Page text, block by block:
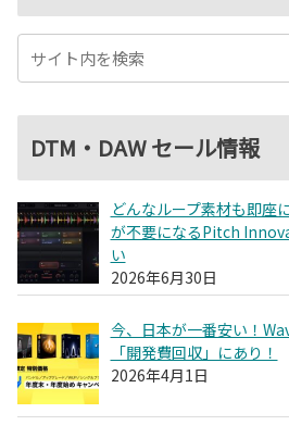
DTM・DAW セール情報
どんなループ素材も即座
が不要になるPitch
い
2026年6月30日
今、日本が一番安い！
「開発費回収」にあり！
2026年4月1日